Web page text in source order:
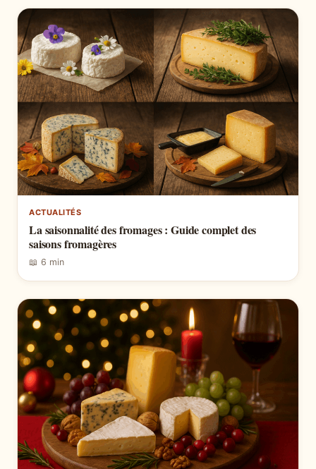
ACTUALITÉS
La saisonnalité des fromages : Guide complet des
saisons fromagères
📖 6 min